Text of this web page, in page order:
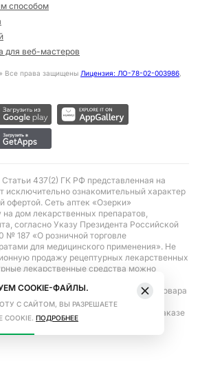
способом
для веб-мастеров
Все права защищены Лицензия: ЛО-78-02-003986,
437(2) ГК РФ представленная на
исключительно ознакомительный характер
офертой. Сеть аптек «Озерки»
дом лекарственных препаратов,
согласно Указу Президента Российской
№ 187 «О розничной торговле
для медицинского применения». Не
продажу рецептурных лекарственных
лекарственные средства можно
самовывоза в аптеке при
выписанного врачом. Бронирование товара
последующего выкупа заказа в
Цена действительна только при заказе
COOKIE-ФАЙЛЫ.
С САЙТОМ, ВЫ РАЗРЕШАЕТЕ
ПОДРОБНЕЕ